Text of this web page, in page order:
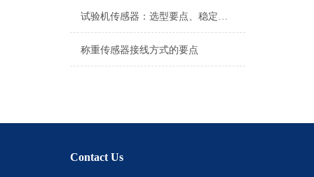
试验机传感器：选型要点、稳定性及分类详解
称重传感器接线方式的要点
Contact Us